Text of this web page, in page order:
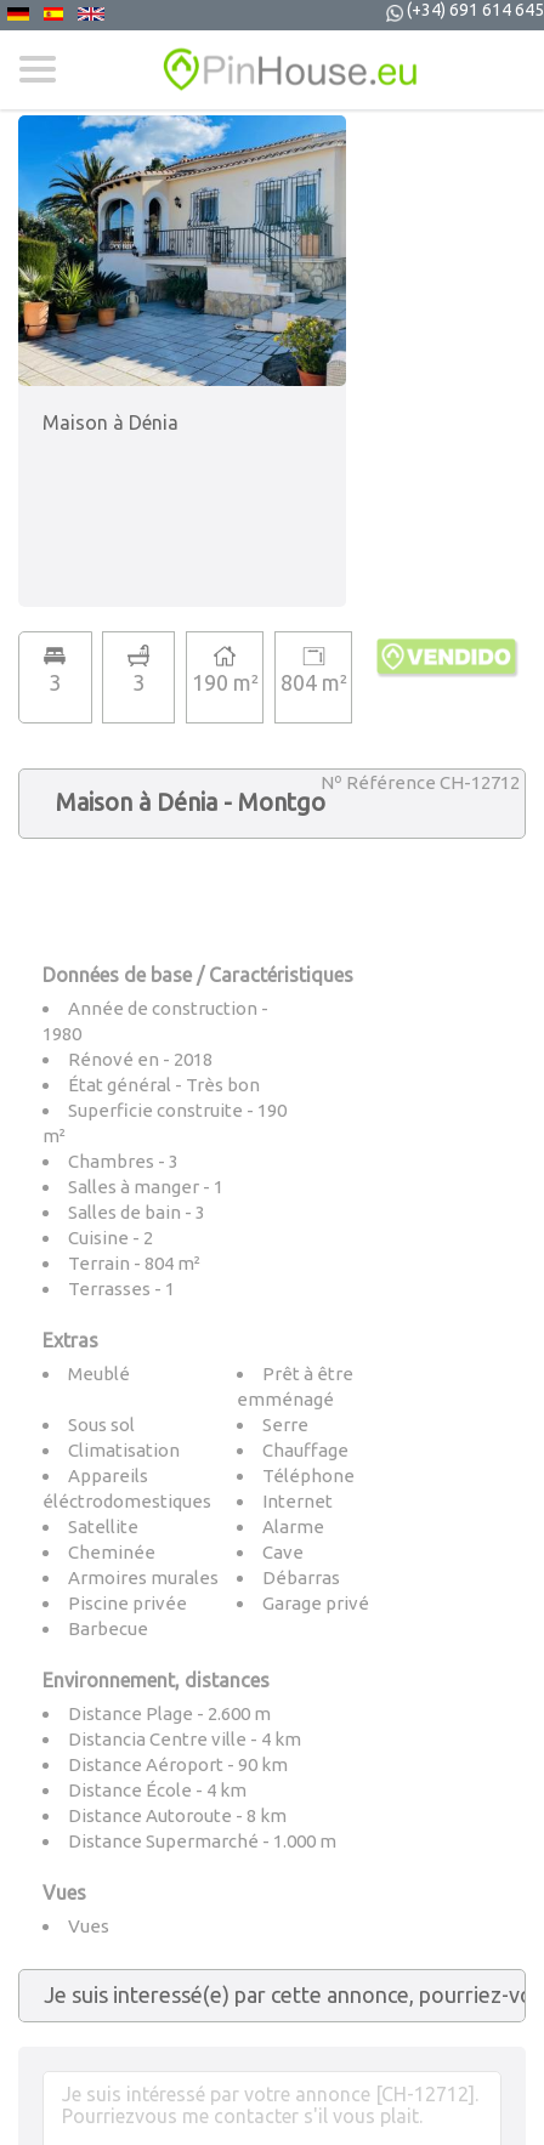
(+34) 691 614 645
Maison à Dénia
3 3 190 m² 804 m²
Nº Référence CH-12712
Maison à Dénia - Montgo
Données de base / Caractéristiques
Année de construction -
1980
Rénové en - 2018
État général - Très bon
Superficie construite - 190
m²
Chambres - 3
Salles à manger - 1
Salles de bain - 3
Cuisine - 2
Terrain - 804 m²
Terrasses - 1
Extras
Meublé
Prêt à être
emménagé
Sous sol
Serre
Climatisation
Chauffage
Appareils
éléctrodomestiques
Téléphone
Internet
Satellite
Alarme
Cheminée
Cave
Armoires murales
Débarras
Piscine privée
Garage privé
Barbecue
Environnement, distances
Distance Plage - 2.600 m
Distancia Centre ville - 4 km
Distance Aéroport - 90 km
Distance École - 4 km
Distance Autoroute - 8 km
Distance Supermarché - 1.000 m
Vues
Vues